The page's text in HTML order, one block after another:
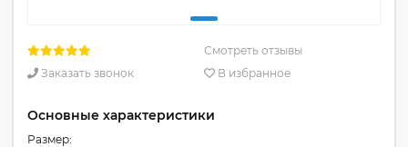
Смотреть отзывы
Заказать звонок
В избранное
Основные характеристики
Размер: